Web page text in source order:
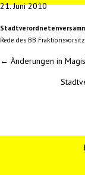
21. Juni 2010
Rede des BB
Posts
navigation
← Änderungen in